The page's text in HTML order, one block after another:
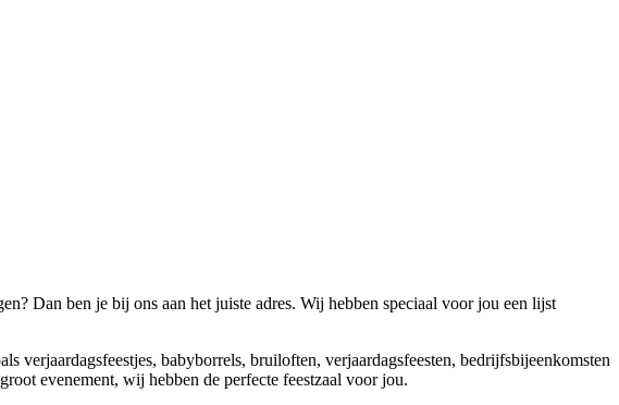
Dan ben je bij ons aan het juiste adres. Wij hebben speciaal voor jou een lijst
verjaardagsfeestjes, babyborrels, bruiloften, verjaardagsfeesten, bedrijfsbijeenkomsten
evenement, wij hebben de perfecte feestzaal voor jou.